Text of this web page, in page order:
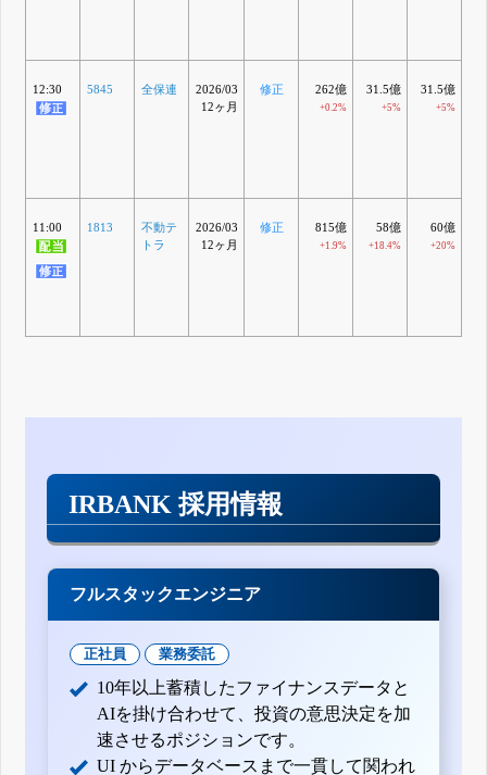
12:30 5845 全保連
2026/03
12ヶ月
修正 262億
+0.2%
31.5億
+5%
31.5億
+5%
11:00 1813
不動テ
トラ
2026/03
12ヶ月
修正 815億
+1.9%
58億
+18.4%
60億
+20%
IRBANK 採用情報
フルスタックエンジニア
正社員 業務委託
10年以上蓄積したファイナンスデータと
AIを掛け合わせて、投資の意思決定を加
速させるポジションです。
UI からデータベースまで一貫して関われ